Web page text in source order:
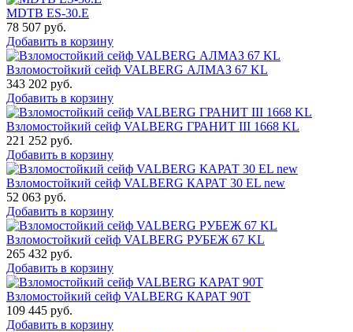
MDTB ES-30.Е
78 507 руб.
Добавить в корзину
Взломостойкий сейф VALBERG АЛМАЗ 67 KL
343 202 руб.
Добавить в корзину
Взломостойкий сейф VALBERG ГРАНИТ III 1668 KL
221 252 руб.
Добавить в корзину
Взломостойкий сейф VALBERG КАРАТ 30 EL new
52 063 руб.
Добавить в корзину
Взломостойкий сейф VALBERG РУБЕЖ 67 KL
265 432 руб.
Добавить в корзину
Взломостойкий сейф VALBERG КАРАТ 90T
109 445 руб.
Добавить в корзину